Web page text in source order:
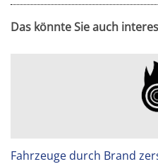
Das könnte Sie auch
Fahrzeuge durch Brand